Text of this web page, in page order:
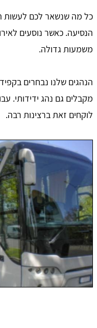
כל מה שנשאר לכם לעשות
הנסיעה. כאשר נוסעים
משמעות גדולה.
הנהגים שלנו נבחרים
מקבלים גם נהג ידידותי.
לוקחים זאת ברצינות רבה.